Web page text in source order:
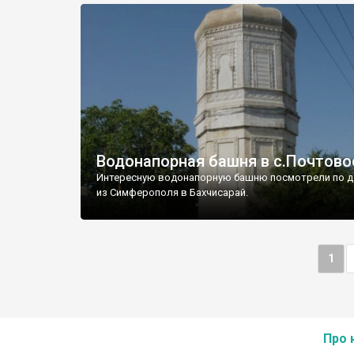
Водонапорная башня в
Интересную водонапорную башню посмотрели по
из Симферополя в Бахчисарай.
1
Про